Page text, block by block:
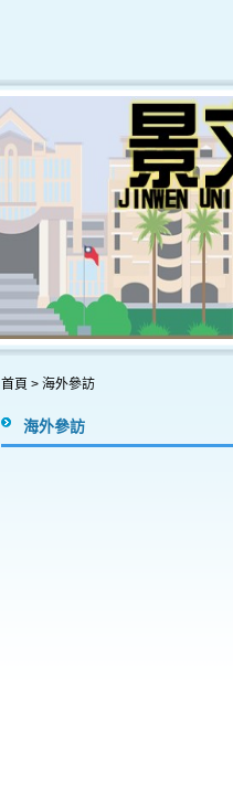
首頁 > 海外參訪
海外參訪